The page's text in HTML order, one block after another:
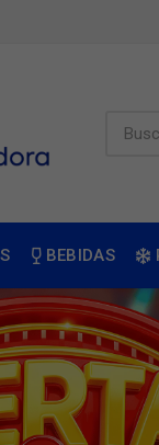
BEBIDAS